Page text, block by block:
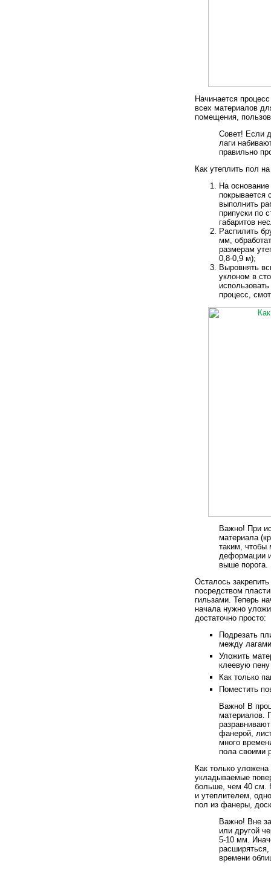
Начинается
всех материалов
помещения,
Совет! Если
лаги
правильно
Как утеплить пол
На
покрывается
выполнить
припуски по
габаритов
Распилить
мм,
размерам
0,8-0,9 м);
Выровнять
уклоном в
процесс,
Важно! При
материала
таким, чтобы
деформации
выше порога.
Осталось
посредством
гильзами. Теперь
начала нужно
достаточно просто:
Подрезать
между
Уложить
клеевую
Как только
Поместить
Важно! В
материалов.
фанерой,
много
пола своими
Как только
укладываемые
больше, чем 40 см.
и утеплителем,
пол из фанеры,
Важно! Вне
или другой
5-10 мм.
времени